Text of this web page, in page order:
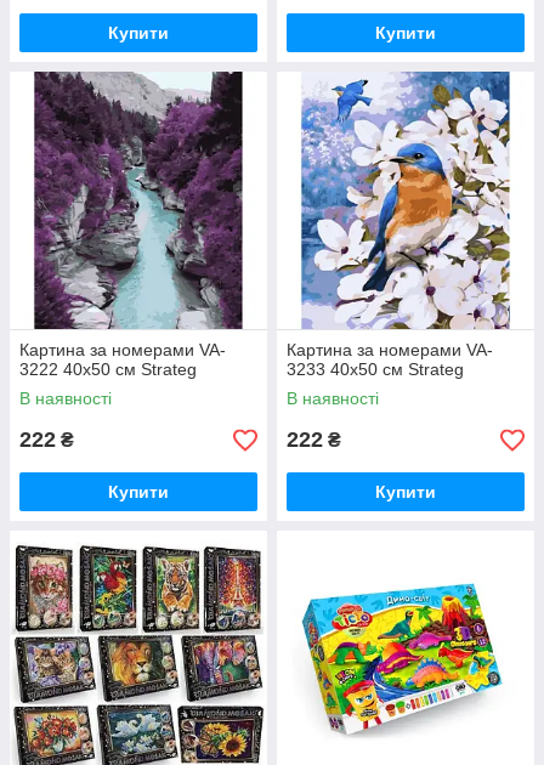
Купити Купити
Картина за номерами VA-
3222 40х50 см Strateg
В наявності
222 ₴
Купити
Картина за номерами VA-
3233 40х50 см Strateg
В наявності
222 ₴
Купити